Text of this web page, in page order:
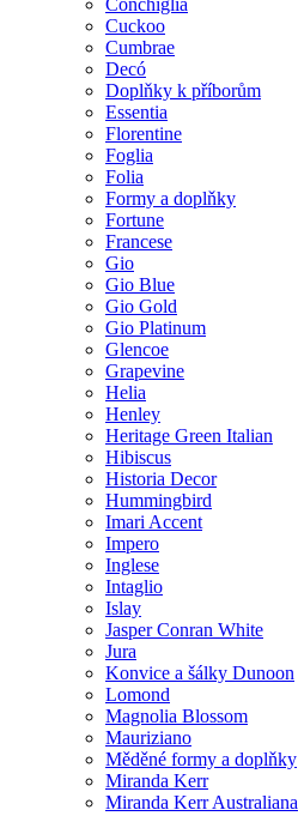
Cuckoo
Cumbrae
Decó
Doplňky k příborům
Essentia
Florentine
Foglia
Folia
Formy a doplňky
Fortune
Francese
Gio
Gio Blue
Gio Gold
Gio Platinum
Glencoe
Grapevine
Helia
Henley
Heritage Green Italian
Hibiscus
Historia Decor
Hummingbird
Imari Accent
Impero
Inglese
Intaglio
Islay
Jasper Conran White
Jura
Konvice a šálky Dunoon
Lomond
Magnolia Blossom
Mauriziano
Měděné formy a doplňky
Miranda Kerr
Miranda Kerr Australiana